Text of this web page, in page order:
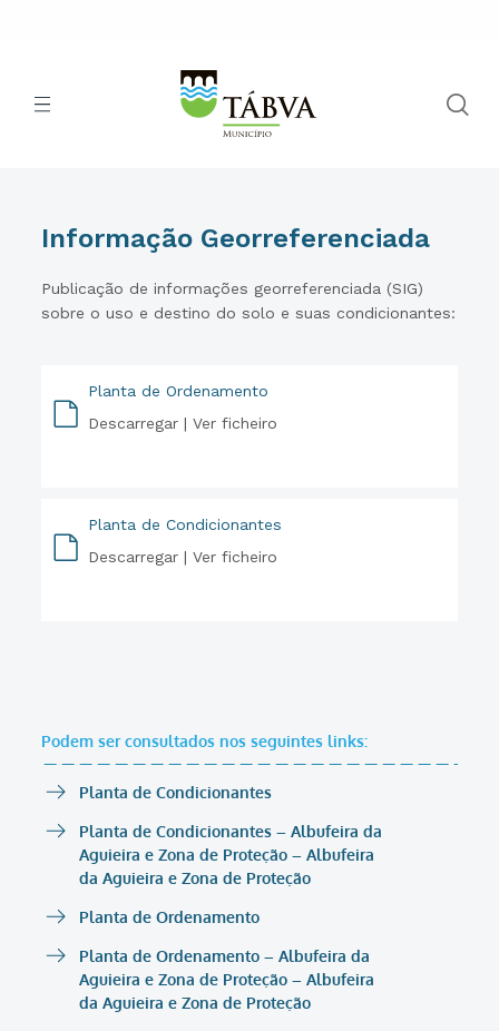
Informação Georreferenciada
Publicação de informações georreferenciada (SIG)
sobre o uso e destino do solo e suas condicionantes:
Planta de Ordenamento
Descarregar |Ver ficheiro
Planta de Condicionantes
Descarregar |Ver ficheiro
Podem ser consultados nos seguintes links:
Planta de Condicionantes
Planta de Condicionantes – Albufeira da
Aguieira e Zona de Proteção – Albufeira
da Aguieira e Zona de Proteção
Planta de Ordenamento
Planta de Ordenamento – Albufeira da
Aguieira e Zona de Proteção – Albufeira
da Aguieira e Zona de Proteção